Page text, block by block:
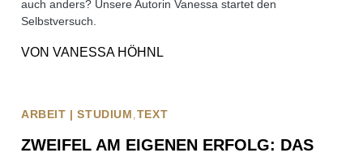
auch anders? Unsere Autorin Vanessa startet den
Selbstversuch.
VON VANESSA HÖHNL
ARBEIT | STUDIUM TEXT
ZWEIFEL AM EIGENEN ERFOLG: DAS